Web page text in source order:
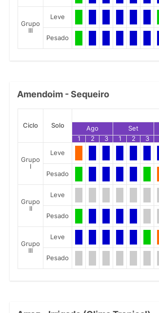
Grupo
III
Leve
Pesado
Amendoim - Sequeiro
Ciclo Solo
Ago
Set
1
2 3 1 2 3
Grupo
I
Leve
Pesado
Grupo
II
Leve
Pesado
Grupo
III
Leve
Pesado